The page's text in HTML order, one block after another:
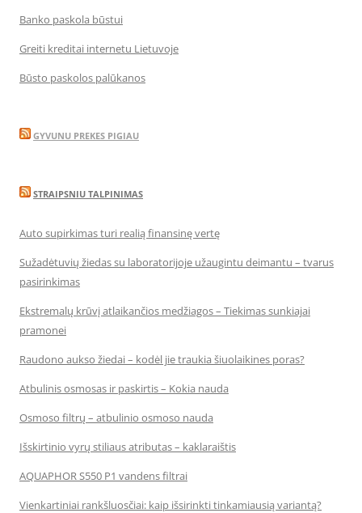
Banko paskola būstui
Greiti kreditai internetu Lietuvoje
Būsto paskolos palūkanos
GYVUNU PREKES PIGIAU
STRAIPSNIU TALPINIMAS
Auto supirkimas turi realią finansinę vertę
Sužadėtuvių žiedas su laboratorijoje užaugintu deimantu – tvarus
pasirinkimas
Ekstremalų krūvį atlaikančios medžiagos – Tiekimas sunkiajai
pramonei
Raudono aukso žiedai – kodėl jie traukia šiuolaikines poras?
Atbulinis osmosas ir paskirtis – Kokia nauda
Osmoso filtrų – atbulinio osmoso nauda
Išskirtinio vyrų stiliaus atributas – kaklaraištis
AQUAPHOR S550 P1 vandens filtrai
Vienkartiniai rankšluosčiai: kaip išsirinkti tinkamiausią variantą?